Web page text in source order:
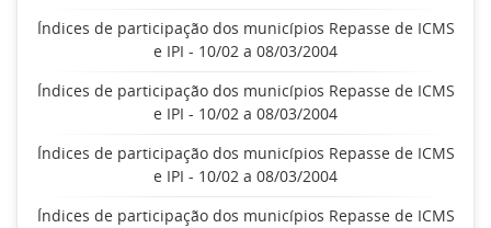
Índices de participação dos municípios Repasse de ICMS
e IPI - 10/02 a 08/03/2004
Índices de participação dos municípios Repasse de ICMS
e IPI - 10/02 a 08/03/2004
Índices de participação dos municípios Repasse de ICMS
e IPI - 10/02 a 08/03/2004
Índices de participação dos municípios Repasse de ICMS